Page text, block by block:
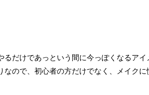
るだけであっという間に今っぽくなるア
なので、初心者の方だけでなく、メイク